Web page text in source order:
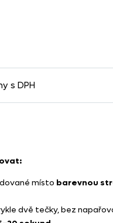
s DPH
místo barevnou
dvě tečky, bez